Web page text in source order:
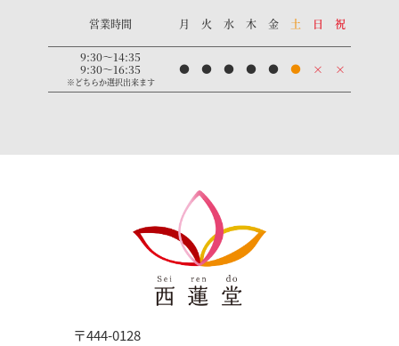
営業時間 月 火 水 木 金 土 日 祝
9:30〜14:35
9:30〜16:35
※どちらか選択出来ます
● ● ● ● ● ● × ×
〒444-0128